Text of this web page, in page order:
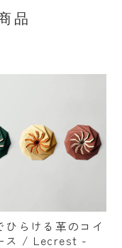
品
ひらける革のコイ
ス / Lecrest -